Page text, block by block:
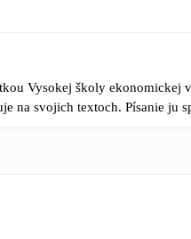
Vysokej školy ekonomickej
na svojich textoch. Písanie